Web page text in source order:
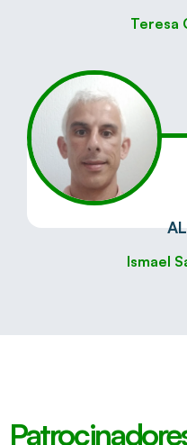
Teresa
Ismael